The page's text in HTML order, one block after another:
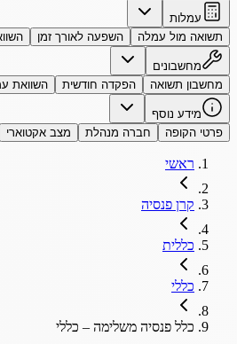
עמלות
תשואה מול עמלה
השפעה לאורך זמן
מחשבונים
מחשבון תשואה
הפקדה חודשית השוואת
מידע נוסף
פרטי הקופה
חברה מנהלת מצב אקטוארי
ראשי
קרן פנסיה
כללית
כללי
כלל פנסיה משלימה – כללי